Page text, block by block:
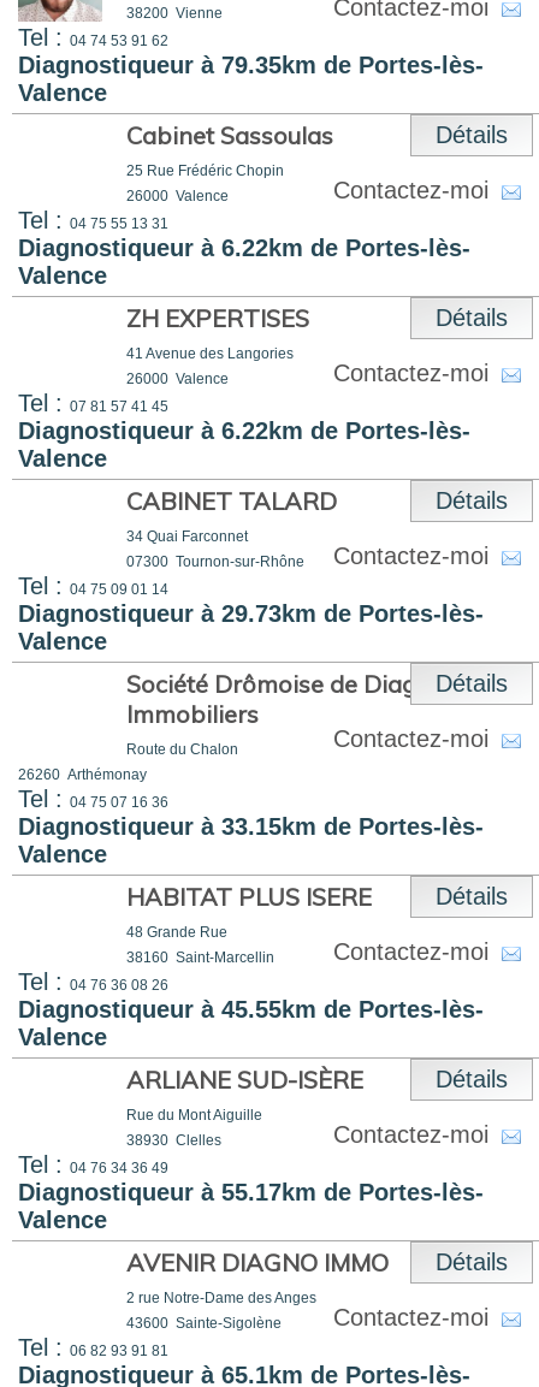
38200 Vienne
Tel : 04 74 53 91 62
Diagnostiqueur à 79.35km de Portes-lès-
Valence
Contactez-moi
Cabinet Sassoulas
25 Rue Frédéric Chopin
26000 Valence
Tel : 04 75 55 13 31
Diagnostiqueur à 6.22km de Portes-lès-
Valence
Détails
Contactez-moi
ZH EXPERTISES
41 Avenue des Langories
26000 Valence
Tel : 07 81 57 41 45
Diagnostiqueur à 6.22km de Portes-lès-
Valence
Détails
Contactez-moi
CABINET TALARD
34 Quai Farconnet
07300 Tournon-sur-Rhône
Tel : 04 75 09 01 14
Diagnostiqueur à 29.73km de Portes-lès-
Valence
Détails
Contactez-moi
Société Drômoise de Diagnostics
Immobiliers
Route du Chalon
26260 Arthémonay
Tel : 04 75 07 16 36
Diagnostiqueur à 33.15km de Portes-lès-
Valence
Détails
Contactez-moi
HABITAT PLUS ISERE
48 Grande Rue
38160 Saint-Marcellin
Tel : 04 76 36 08 26
Diagnostiqueur à 45.55km de Portes-lès-
Valence
Détails
Contactez-moi
ARLIANE SUD-ISÈRE
Rue du Mont Aiguille
38930 Clelles
Tel : 04 76 34 36 49
Diagnostiqueur à 55.17km de Portes-lès-
Valence
Détails
Contactez-moi
AVENIR DIAGNO IMMO
2 rue Notre-Dame des Anges
43600 Sainte-Sigolène
Tel : 06 82 93 91 81
Diagnostiqueur à 65.1km de Portes-lès-
Détails
Contactez-moi